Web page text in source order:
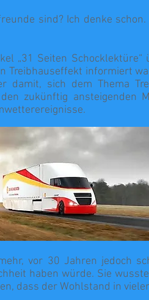
sind? Ich denke
„31 Seiten
Treibhauseffekt informiert
damit, sich dem Thema
zukünftig ansteigenden
vor 30 Jahren jedoch
haben würde. Sie
dass der Wohlstand in